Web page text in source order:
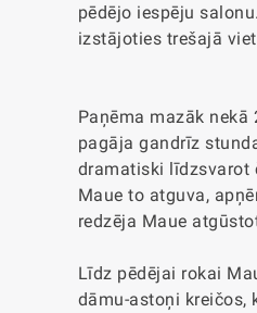
pēdējo iespēju
izstājoties trešajā
Paņēma mazāk
pagāja gandrīz
dramatiski līdzsvarot
Maue to atguva,
redzēja Maue
Līdz pēdējai rokai
dāmu-astoņi kreičos,